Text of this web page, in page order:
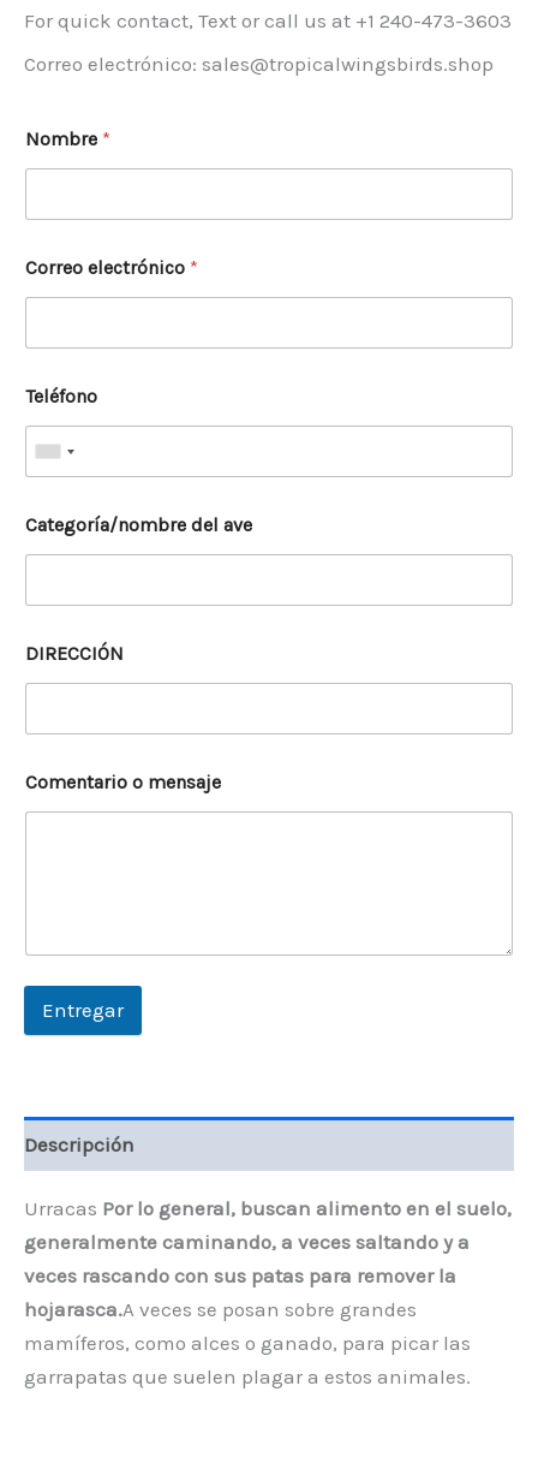
For quick contact, Text or call us at +1 240-473-3603
Correo electrónico: sales@tropicalwingsbirds.shop
Nombre *
Correo electrónico *
Teléfono
Categoría/nombre del ave
DIRECCIÓN
Comentario o mensaje
Entregar
Descripción
Urracas Por lo general, buscan alimento en el suelo,
generalmente caminando, a veces saltando y a
veces rascando con sus patas para remover la
hojarasca.A veces se posan sobre grandes
mamíferos, como alces o ganado, para picar las
garrapatas que suelen plagar a estos animales.